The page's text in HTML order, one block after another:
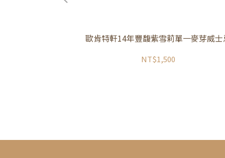
歐肯特軒14年豐馥紫雪莉單一麥芽威
NT$1,500